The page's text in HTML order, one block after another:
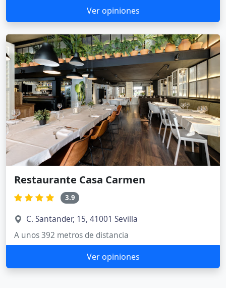
Ver opiniones
Restaurante Casa Carmen
3.9
C. Santander, 15, 41001 Sevilla
A unos 392 metros de distancia
Ver opiniones